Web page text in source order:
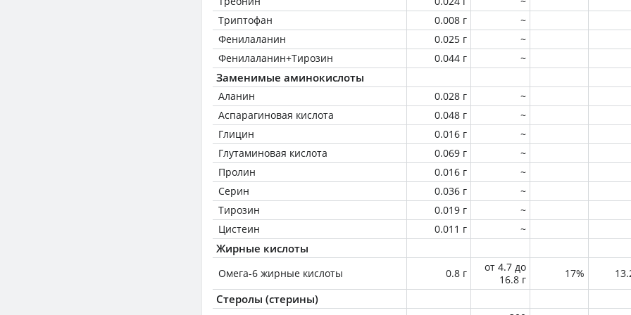
Триптофан
0.008 г
~
Фенилаланин
0.025 г
~
Фенилаланин+Тирозин
0.044 г ~
Заменимые аминокислоты
Аланин 0.028 г
~
Аспарагиновая кислота
0.048 г
~
Глицин
0.016 г
~
Глутаминовая кислота
0.069 г
~
Пролин
0.016 г
~
Серин
0.036 г
~
Тирозин
0.019 г
~
Цистеин
0.011 г ~
Жирные кислоты
Омега-6 жирные кислоты 0.8 г
от 4.7 до
16.8 г
17%
Стеролы (стерины)